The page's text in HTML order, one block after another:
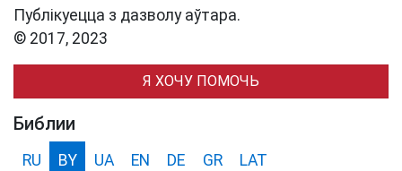
Публікуецца з дазволу аўтара.
© 2017, 2023
Я ХОЧУ ПОМОЧЬ
Библии
RU BY UA EN DE GR LAT